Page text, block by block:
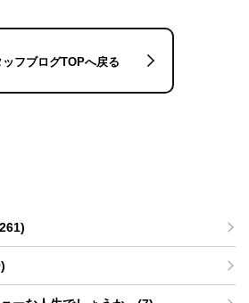
ッフブログTOPへ戻る